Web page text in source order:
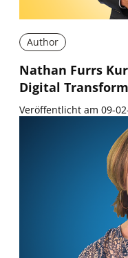
Author
Nathan Furrs
Digital
Veröffentlicht am 09-